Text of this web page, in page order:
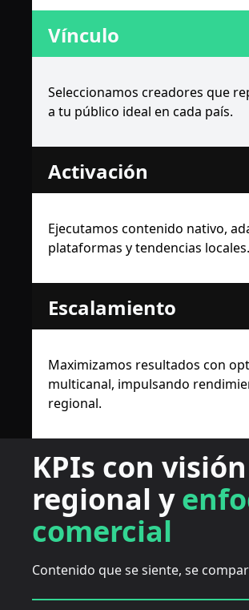
Vínculo
Seleccionamos creadores que
a tu público ideal en cada país.
Activación
Ejecutamos contenido nativo,
plataformas y tendencias locales.
Escalamiento
Maximizamos resultados con
multicanal, impulsando
regional.
KPIs con visión
regional y
comercial
Contenido que se siente, se